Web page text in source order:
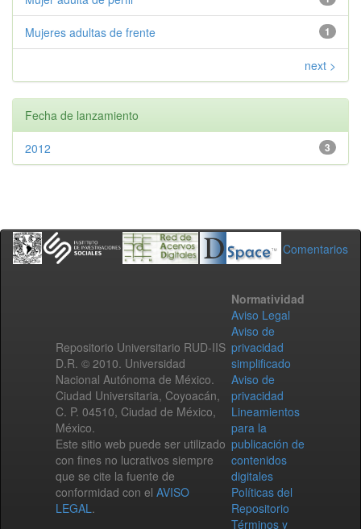
1
Mujeres adultas de frente
next >
Fecha de lanzamiento
3
2012
Comentarios
Repositorio Universitario RUD-IIS
D.R. © 2010. Universidad
Nacional Autónoma de México.
Ciudad Universitaria, Coyoacán,
C. P. 04510, Ciudad de México,
México.
Este sitio web puede ser utilizado
con fines no lucrativos siempre
que se cite la fuente de
conformidad con el AVISO
LEGAL.
Normatividad
Aviso Legal
Aviso de
privacidad
simplificado
Aviso de
privacidad
Lineamientos
para la
publicación de
contenidos
digitales
Políticas del
Repositorio
Términos y